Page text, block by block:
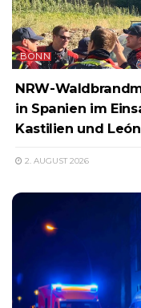
BONN
NRW-
in Spanien im
Kastilien und
2. AUGUST 2026